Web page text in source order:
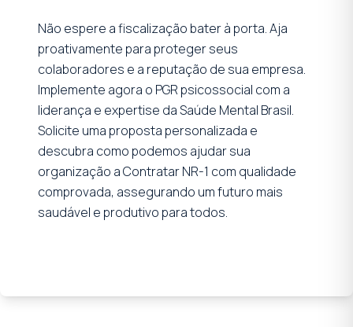
Não espere a fiscalização bater à porta. Aja
proativamente para proteger seus
colaboradores e a reputação de sua empresa.
Implemente agora o PGR psicossocial com a
liderança e expertise da Saúde Mental Brasil.
Solicite uma proposta personalizada e
descubra como podemos ajudar sua
organização a Contratar NR-1 com qualidade
comprovada, assegurando um futuro mais
saudável e produtivo para todos.